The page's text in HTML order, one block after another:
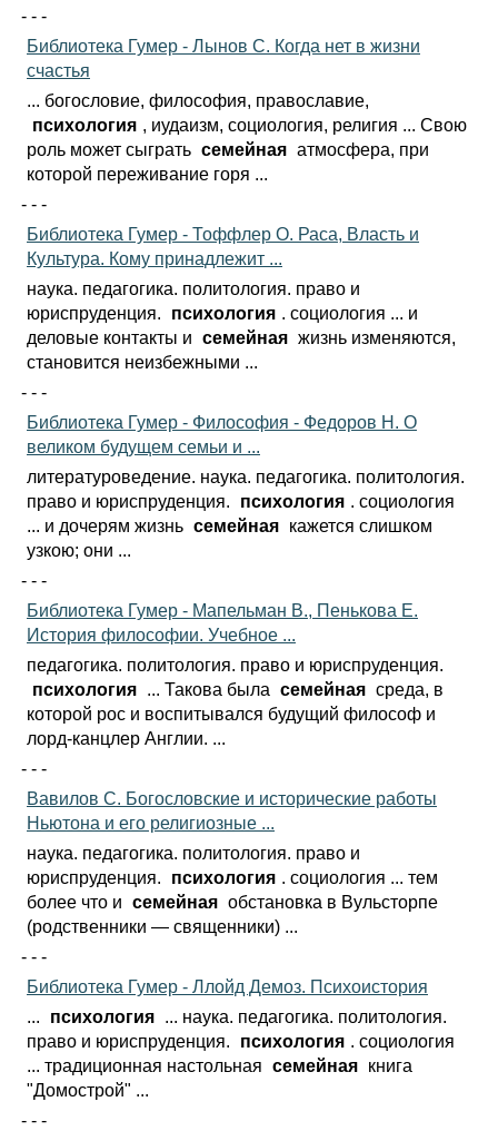
- - -
Библиотека Гумер - Лынов С. Когда нет в жизни
счастья
... богословие, философия, православие,
психология , иудаизм, социология, религия ... Свою
роль может сыграть семейная атмосфера, при
которой переживание горя ...
- - -
Библиотека Гумер - Тоффлер О. Раса, Власть и
Культура. Кому принадлежит ...
наука. педагогика. политология. право и
юриспруденция.
психология . социология ... и
деловые контакты и семейная жизнь изменяются,
становится неизбежными ...
- - -
Библиотека Гумер - Философия - Федоров Н. О
великом будущем семьи и ...
литературоведение. наука. педагогика. политология.
право и юриспруденция.
психология . социология
... и дочерям жизнь семейная кажется слишком
узкою; они ...
- - -
Библиотека Гумер - Мапельман В., Пенькова Е.
История философии. Учебное ...
педагогика. политология. право и юриспруденция.
психология ... Такова была семейная среда, в
которой рос и воспитывался будущий философ и
лорд-канцлер Англии. ...
- - -
Вавилов С. Богословские и исторические работы
Ньютона и его религиозные ...
наука. педагогика. политология. право и
юриспруденция.
психология . социология ... тем
более что и семейная обстановка в Вульсторпе
(родственники — священники) ...
- - -
Библиотека Гумер - Ллойд Демоз. Психоистория
...
психология ... наука. педагогика. политология.
право и юриспруденция.
психология . социология
... традиционная настольная семейная книга
"Домострой" ...
- - -